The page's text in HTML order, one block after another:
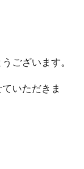
ございます。
いただきま